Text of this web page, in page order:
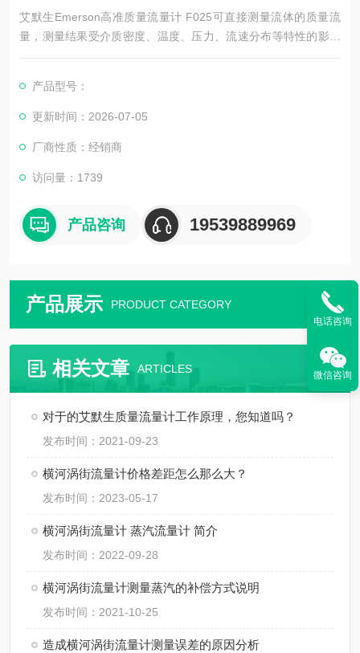
艾默生Emerson高准质量流量计 F025可直接测量流体的质量流
量，测量结果受介质密度、温度、压力、流速分布等特性的影响
较小，具有测量精度高、稳定性好、使用方便、维护量小、通讯
程控制等领域中。
产品型号：
更新时间：2026-07-05
厂商性质：经销商
访问量：1739
产品咨询 19539889969
产品展示 PRODUCT CATEGORY
相关文章 ARTICLES
对于的艾默生质量流量计工作原理，您知道吗？
发布时间：2021-09-23
横河涡街流量计价格差距怎么那么大？
发布时间：2023-05-17
横河涡街流量计 蒸汽流量计 简介
发布时间：2022-09-28
横河涡街流量计测量蒸汽的补偿方式说明
发布时间：2021-10-25
造成横河涡街流量计测量误差的原因分析
电话咨询
微信咨询